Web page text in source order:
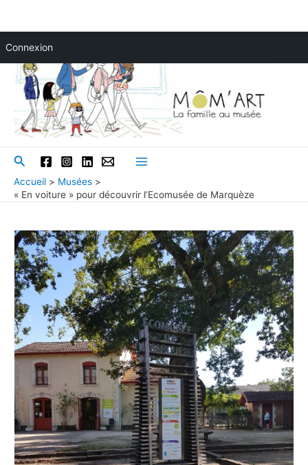
Connexion
contenu
Rechercher
Menu
Accueil
Musées
« En voiture » pour découvrir l’Ecomusée de Marquèze